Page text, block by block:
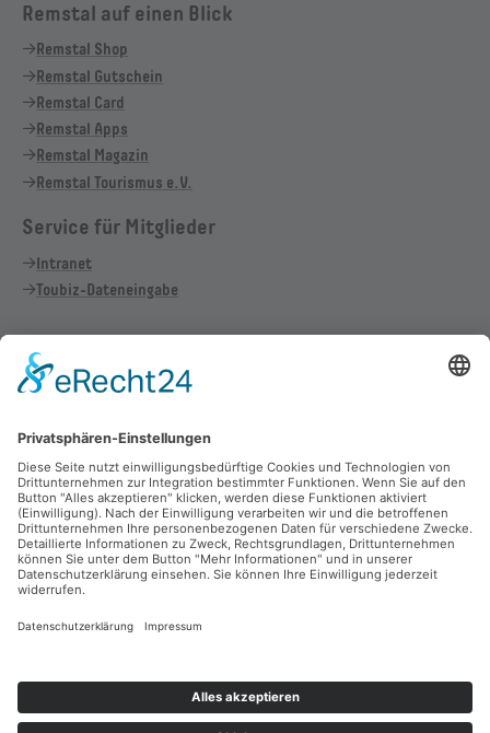
Remstal auf einen Blick
Remstal Shop
Remstal Gutschein
Remstal Card
Remstal Apps
Remstal Magazin
Remstal Tourismus e.V.
Service für Mitglieder
Intranet
Toubiz-Dateneingabe
Vertrag widerrufen
Cookie-Einstellungen Allgemeine Geschäftsbedingungen
Haftungsausschluss Datenschutz Impressum